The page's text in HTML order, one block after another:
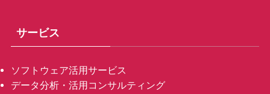
サービス
ソフトウェア活用サービス
データ分析・活用コンサルティング